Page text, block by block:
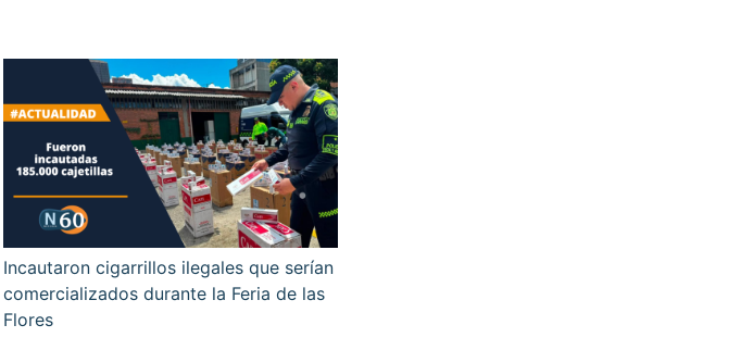
Incautaron cigarrillos ilegales que serían
comercializados durante la Feria de las
Flores